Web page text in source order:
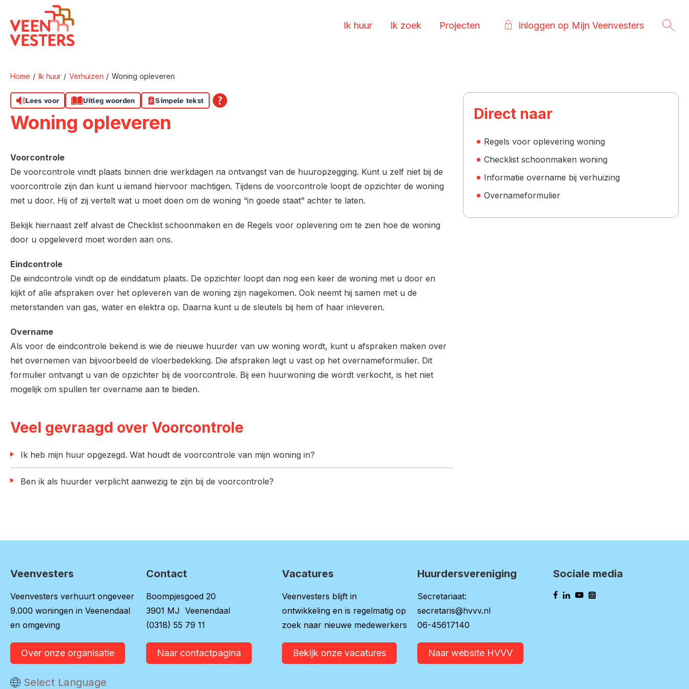
Naar hoofdinhoud
Naar hoofdnavigatiemenu
Naar zoeken
Naar de homepage
Ik huur Ik zoek Projecten Inloggen op Mijn Veenvesters
Home Ik huur Verhuizen Woning opleveren
Lees voor Uitleg woorden Simpele tekst
Woning opleveren
Voorcontrole
De voorcontrole vindt plaats binnen drie werkdagen na ontvangst van de huuropzegging. Kunt u zelf niet bij de
voorcontrole zijn dan kunt u iemand hiervoor machtigen. Tijdens de voorcontrole loopt de opzichter de woning
met u door. Hij of zij vertelt wat u moet doen om de woning “in goede staat” achter te laten.
Bekijk hiernaast zelf alvast de Checklist schoonmaken en de Regels voor oplevering om te zien hoe de woning
door u opgeleverd moet worden aan ons.
Eindcontrole
De eindcontrole vindt op de einddatum plaats. De opzichter loopt dan nog een keer de woning met u door en
kijkt of alle afspraken over het opleveren van de woning zijn nagekomen. Ook neemt hij samen met u de
meterstanden van gas, water en elektra op. Daarna kunt u de sleutels bij hem of haar inleveren.
Overname
Als voor de eindcontrole bekend is wie de nieuwe huurder van uw woning wordt, kunt u afspraken maken over
het overnemen van bijvoorbeeld de vloerbedekking. Die afspraken legt u vast op het overnameformulier. Dit
formulier ontvangt u van de opzichter bij de voorcontrole. Bij een huurwoning die wordt verkocht, is het niet
mogelijk om spullen ter overname aan te bieden.
Veel gevraagd over Voorcontrole
Ik heb mijn huur opgezegd. Wat houdt de voorcontrole van mijn woning in?
Ben ik als huurder verplicht aanwezig te zijn bij de voorcontrole?
Direct naar
Regels voor oplevering woning
Checklist schoonmaken woning
Informatie overname bij verhuizing
Overnameformulier
Contactinformatie
Veenvesters
Veenvesters verhuurt ongeveer
9.000 woningen in Veenendaal
en omgeving
Over onze organisatie
Contact
Boompjesgoed 20
3901 MJ Veenendaal
(0318) 55 79 11
Naar contactpagina
Vacatures
Veenvesters blijft in
ontwikkeling en is regelmatig op
zoek naar nieuwe medewerkers
Bekijk onze vacatures
Huurdersvereniging
Secretariaat:
secretaris@hvvv.nl
06-45617140
Naar website HVVV
Sociale media
Vertaal deze pagina
Select Language